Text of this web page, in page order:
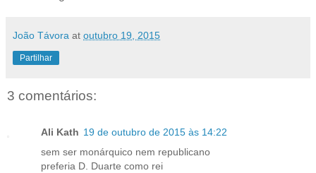
João Távora at outubro 19, 2015
Partilhar
3 comentários:
Ali Kath 19 de outubro de 2015 às 14:22
sem ser monárquico nem republicano
preferia D. Duarte como rei